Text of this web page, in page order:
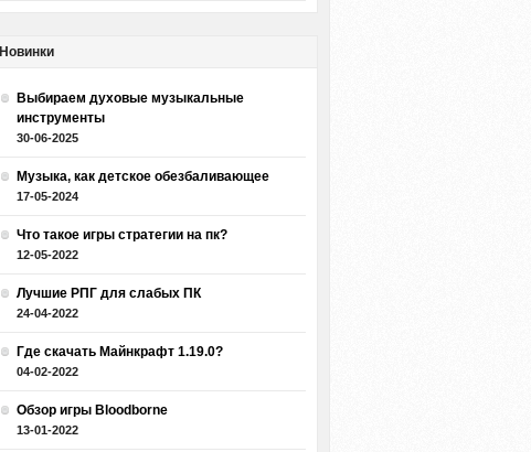
Новинки
Выбираем духовые музыкальные
инструменты
30-06-2025
Музыка, как детское обезбаливающее
17-05-2024
Что такое игры стратегии на пк?
12-05-2022
Лучшие РПГ для слабых ПК
24-04-2022
Где скачать Майнкрафт 1.19.0?
04-02-2022
Обзор игры Bloodborne
13-01-2022